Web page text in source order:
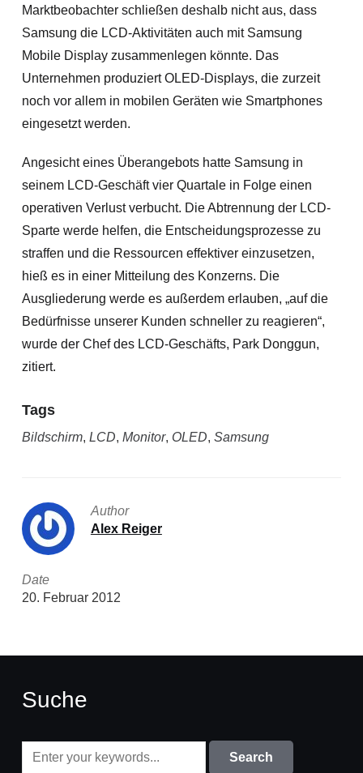
Marktbeobachter schließen deshalb nicht aus, dass
Samsung die LCD-Aktivitäten auch mit Samsung
Mobile Display zusammenlegen könnte. Das
Unternehmen produziert OLED-Displays, die zurzeit
noch vor allem in mobilen Geräten wie Smartphones
eingesetzt werden.
Angesicht eines Überangebots hatte Samsung in
seinem LCD-Geschäft vier Quartale in Folge einen
operativen Verlust verbucht. Die Abtrennung der LCD-
Sparte werde helfen, die Entscheidungsprozesse zu
straffen und die Ressourcen effektiver einzusetzen,
hieß es in einer Mitteilung des Konzerns. Die
Ausgliederung werde es außerdem erlauben, „auf die
Bedürfnisse unserer Kunden schneller zu reagieren“,
wurde der Chef des LCD-Geschäfts, Park Donggun,
zitiert.
Tags
Bildschirm, LCD, Monitor, OLED, Samsung
Author
Alex Reiger
Date
20. Februar 2012
Suche